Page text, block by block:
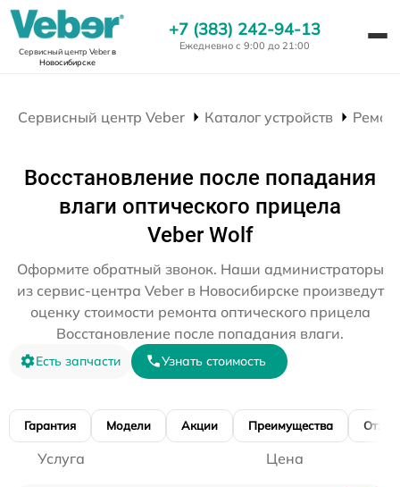
Сервисный центр Veberв
Новосибирске
+7 (383) 242-94-13
Ежедневно с 9:00 до 21:00
Сервисный центр Veber Каталог устройств
Восстановление после попадания
влаги оптического прицела
Veber Wolf
Оформите обратный звонок. Наши администраторы
из сервис-центра Veber в Новосибирске произведут
оценку стоимости ремонта оптического прицела
Восстановление после попадания влаги.
Есть запчасти Узнать стоимость
Гарантия Модели Акции Преимущества
Услуга Цена